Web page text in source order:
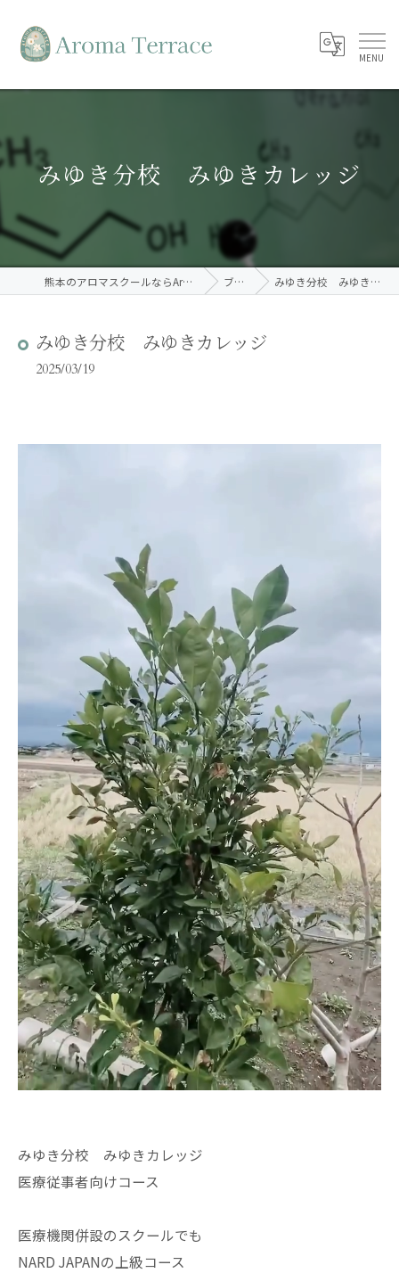
みゆき分校 みゆきカレッジ
熊本のアロマスクールならAroma Terrace ブログ みゆき分校 みゆきカレッジ
みゆき分校 みゆきカレッジ
2025/03/19
みゆき分校 みゆきカレッジ
医療従事者向けコース
医療機関併設のスクールでも
NARD JAPANの上級コース